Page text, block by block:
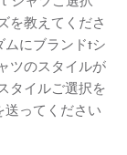
を教えてくださ
ムにブランドtシ
ツのスタイルが
タイルご選択を
ってください